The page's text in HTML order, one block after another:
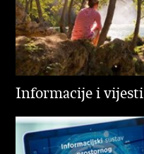
Informacije i vijesti